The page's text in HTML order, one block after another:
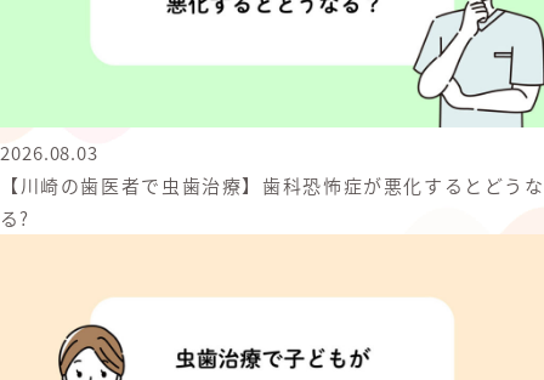
2026.08.03
【川崎の歯医者で虫歯治療】歯科恐怖症が悪化するとどうな
る?